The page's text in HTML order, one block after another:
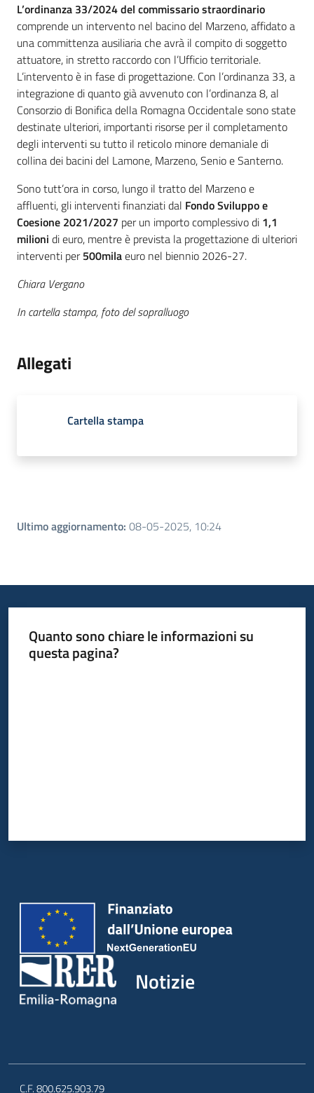
L’ordinanza 33/2024 del commissario straordinario
comprende un intervento nel bacino del Marzeno, affidato a
una committenza ausiliaria che avrà il compito di soggetto
attuatore, in stretto raccordo con l’Ufficio territoriale.
L’intervento è in fase di progettazione. Con l’ordinanza 33, a
integrazione di quanto già avvenuto con l’ordinanza 8, al
Consorzio di Bonifica della Romagna Occidentale sono state
destinate ulteriori, importanti risorse per il completamento
degli interventi su tutto il reticolo minore demaniale di
collina dei bacini del Lamone, Marzeno, Senio e Santerno.
Sono tutt’ora in corso, lungo il tratto del Marzeno e
affluenti, gli interventi finanziati dal Fondo Sviluppo e
Coesione 2021/2027 per un importo complessivo di 1,1
milioni di euro, mentre è prevista la progettazione di ulteriori
interventi per500milaeuro nel biennio 2026-27.
Chiara Vergano
In cartella stampa, foto del sopralluogo
Allegati
Cartella stampa
Ultimo aggiornamento: 08-05-2025, 10:24
Quanto sono chiare le informazioni su
questa pagina?
Notizie
C.F. 800.625.903.79